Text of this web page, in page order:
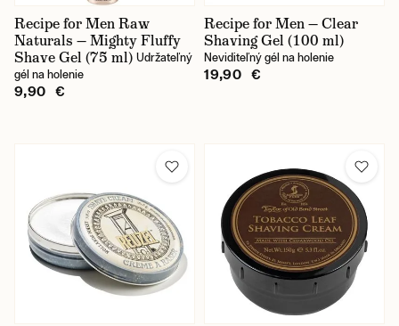
Recipe for Men Raw
Naturals — Mighty Fluffy
Shave Gel (75 ml) Udržateľný
gél na holenie
9,90 €
Recipe for Men — Clear
Shaving Gel (100 ml)
Neviditeľný gél na holenie
19,90 €